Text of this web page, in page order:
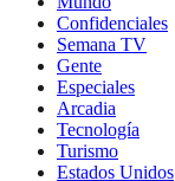
Confidenciales
Semana TV
Gente
Especiales
Arcadia
Tecnología
Turismo
Estados Unidos